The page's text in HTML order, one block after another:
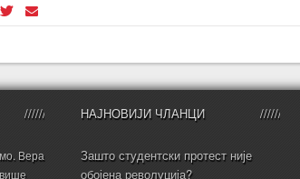
Вера
НАЈНОВИЈИ ЧЛАНЦИ
Зашто студентски протест није
обојена револуција?